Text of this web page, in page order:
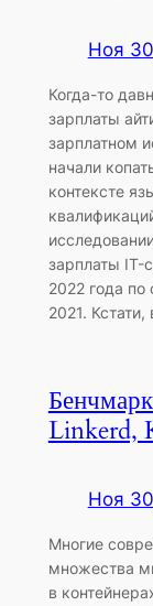
Ноя
Когда-то
зарплаты
зарплатном
начали
контексте
зарплаты IT-
2022 года по
2021.
Linkerd,
Ноя
Многие
множества
в